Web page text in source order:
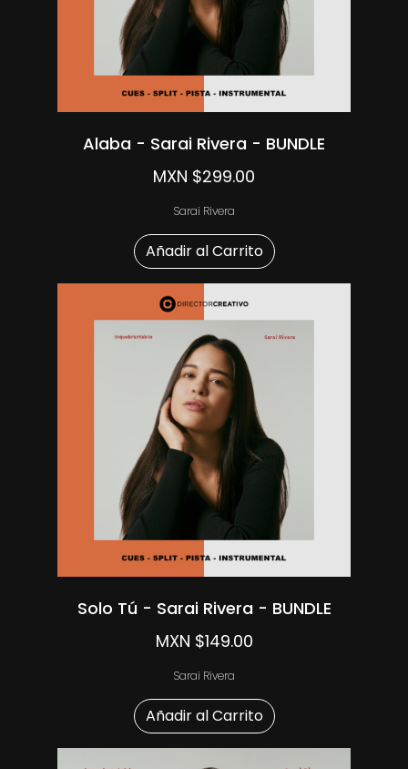
Alaba - Sarai Rivera - BUNDLE
MXN $299.00
Sarai Rivera
Añadir al Carrito
Solo Tú - Sarai Rivera - BUNDLE
MXN $149.00
Sarai Rivera
Añadir al Carrito